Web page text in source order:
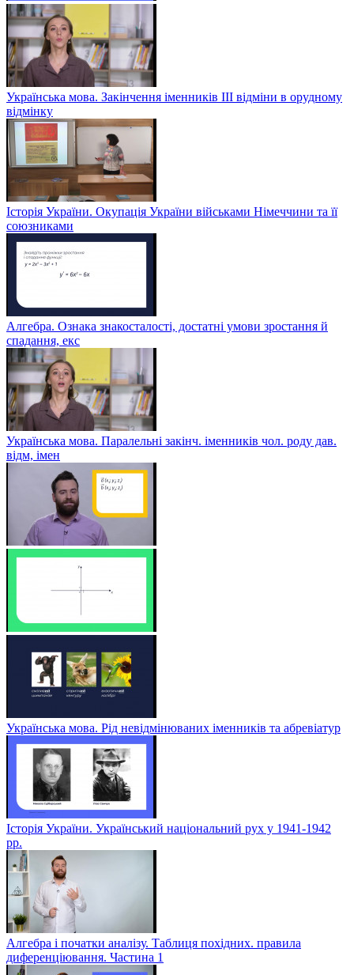
Українська мова. Закінчення іменників ІІІ відміни в орудному
відмінку
Історія України. Окупація України військами Німеччини та її
союзниками
Алгебра. Ознака знакосталості, достатні умови зростання й
спадання, екс
Українська мова. Паралельні закінч. іменників чол. роду дав.
відм, імен
Українська мова. Рід невідмінюваних іменників та абревіатур
Історія України. Український національний рух у 1941-1942
рр.
Алгебра і початки аналізу. Таблиця похідних. правила
диференціювання. Частина 1